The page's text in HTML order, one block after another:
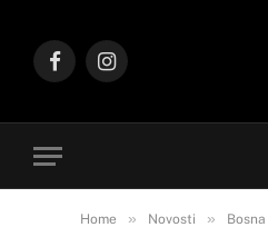
FacebookInstagram
Home » Novosti »